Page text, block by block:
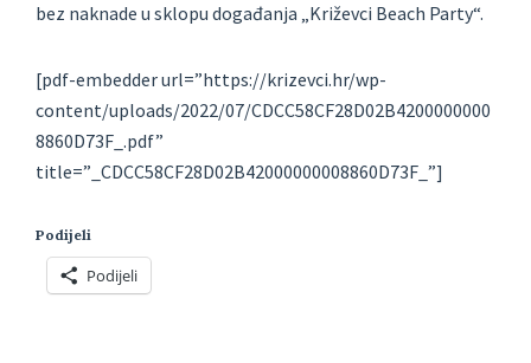
bez naknade u sklopu događanja „Križevci Beach Party“.
[pdf-embedder url=”https://krizevci.hr/wp-
content/uploads/2022/07/CDCC58CF28D02B4200000000
8860D73F_.pdf”
title=”_CDCC58CF28D02B42000000008860D73F_”]
Podijeli
Podijeli